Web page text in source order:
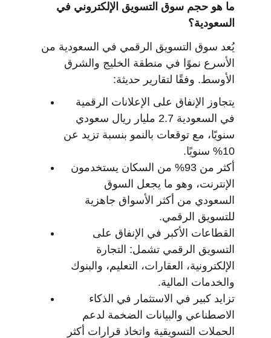
ما هو حجم سوق التسويق الإلكتروني في
السعودية؟
يُعد سوق التسويق الرقمي في السعودية من
الأسرع نموًا في منطقة الخليج والشرق
الأوسط. وفقًا لتقارير حديثة:
يتجاوز الإنفاق على الإعلانات الرقمية
في السعودية 2.7 مليار ريال سعودي
سنويًا، مع توقعات بالنمو بنسبة تزيد عن
10% سنويًا.
أكثر من 93% من السكان يستخدمون
الإنترنت، وهو ما يجعل السوق
السعودي من أكثر الأسواق جاهزية
للتسويق الرقمي.
القطاعات الأكبر في الإنفاق على
التسويق الرقمي تشمل: التجارة
الإلكترونية، العقارات، التعليم، والبنوك
والخدمات المالية.
تزايد كبير في الاستثمار في الذكاء
الاصطناعي والبيانات الضخمة لدعم
الحملات التسويقية واتخاذ قرارات أكثر